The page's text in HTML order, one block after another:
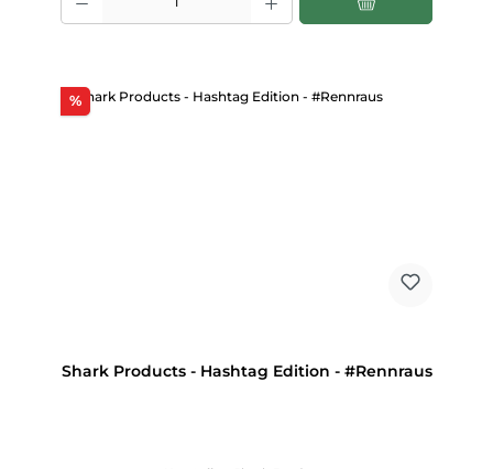
%Rabatt
Shark Products - Hashtag Edition - #Rennraus